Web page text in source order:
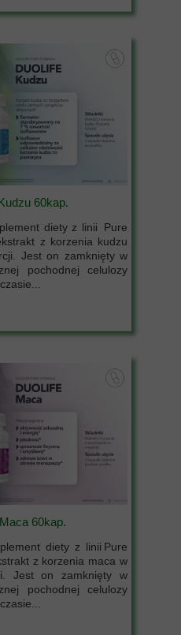
60kap.
diety z linii Pure
z korzenia kudzu
Jest on zamknięty w
pochodnej celulozy
60kap.
diety z linii Pure
z korzenia maca w
Jest on zamknięty w
pochodnej celulozy